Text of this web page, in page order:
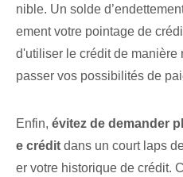
nible. Un solde
ement votre pointage de
d'utiliser le crédit de manière
passer vos possibilités de
Enfin, évitez de demander
e crédit dans un court laps
er votre historique de crédit.